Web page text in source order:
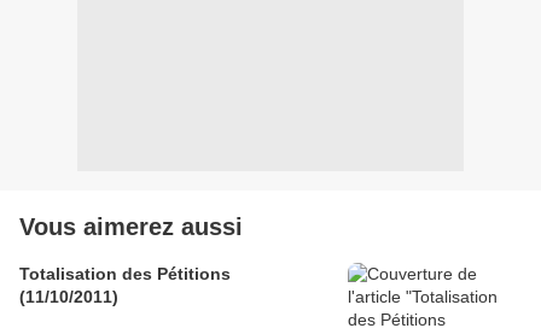
Vous aimerez aussi
Totalisation des Pétitions
(11/10/2011)